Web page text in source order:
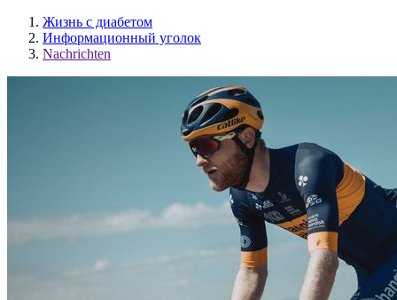
Жизнь с диабетом
Информационный уголок
Nachrichten